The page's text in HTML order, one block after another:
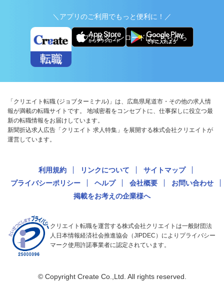
＼アプリのご利用でもっと便利に！／
アプリ版ダウンロードはこちらから
「クリエイト転職 (ジョブターミナル)」は、広島県尾道市・その他の求人情
報が満載の転職サイトです。 地域密着をコンセプトに、仕事探しに役立つ最
新の転職情報をお届けしています。
新聞折込求人広告「クリエイト 求人特集」を展開する株式会社クリエイトが
運営しています。
利用規約 リンクについて
サイトマップ
プライバシーポリシー
ヘルプ 会社概要
お問い合わせ
掲載をお考えの企業様へ
クリエイト転職を運営する株式会社クリエイトは一般財団法
人日本情報経済社会推進協会（JIPDEC）によりプライバシー
マーク使用許諾事業者に認定されています。
© Copyright Create Co.,Ltd. All rights reserved.